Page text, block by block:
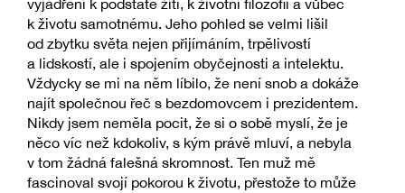
vyjádření k podstatě žití, k životní filozofii a vůbec
k životu samotnému. Jeho pohled se velmi lišil
od zbytku světa nejen přijímáním, trpělivostí
a lidskostí, ale i spojením obyčejnosti a intelektu.
Vždycky se mi na něm líbilo, že není snob a dokáže
najít společnou řeč s bezdomovcem i prezidentem.
Nikdy jsem neměla pocit, že si o sobě myslí, že je
něco víc než kdokoliv, s kým právě mluví, a nebyla
v tom žádná falešná skromnost. Ten muž mě
fascinoval svojí pokorou k životu, přestože to může